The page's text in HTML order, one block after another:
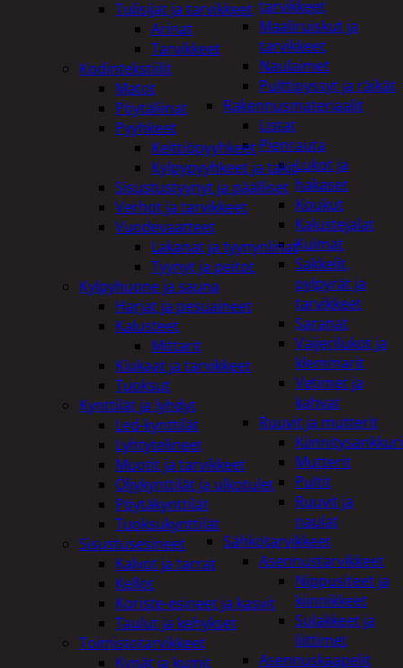
tarvikkeet
Maaliruiskut ja
tarvikkeet
Naulaimet
Pulttipyssyt ja räikät
Rakennusmateriaalit
Listat
Pienrauta
Lukot ja
hakaset
Koukut
Kalustejalat
Kulmat
Sakkelit,
pylpyrät ja
tarvikkeet
Saranat
Vaijerilukot ja
klemmarit
Vetimet ja
kahvat
Ruuvit ja mutterit
Mutterit
Pultit
Ruuvit ja
naulat
Sähkötarvikkeet
Asennustarvikkeet
Nippusiteet ja
kiinnikkeet
Sulakkeet ja
liittimet
Asennuskaapelit
Tulisijat ja tarvikkeet
Arinat
Tarvikkeet
Kodintekstiilit
Matot
Pöytäliinat
Pyyhkeet
Keittiöpyyhkeet
Kylpypyyhkeet ja takit
Sisustustyynyt ja päälliset
Verhot ja tarvikkeet
Vuodevaatteet
Lakanat ja tyynynlinat
Tyynyt ja peitot
Kylpyhuone ja sauna
Harjat ja pesuaineet
Kalusteet
Mittarit
Kiukaat ja tarvikkeet
Tuoksut
Kynttilät ja lyhdyt
Led-kynttilät
Lyhtytelineet
Muotit ja tarvikkeet
Öljykynttilät ja ulkotulet
Pöytäkynttilät
Tuoksukynttilät
Sisustusesineet
Kalvot ja tarrat
Kellot
Koriste-esineet ja kasvit
Taulut ja kehykset
Toimistotarvikkeet
Kynät ja kumit